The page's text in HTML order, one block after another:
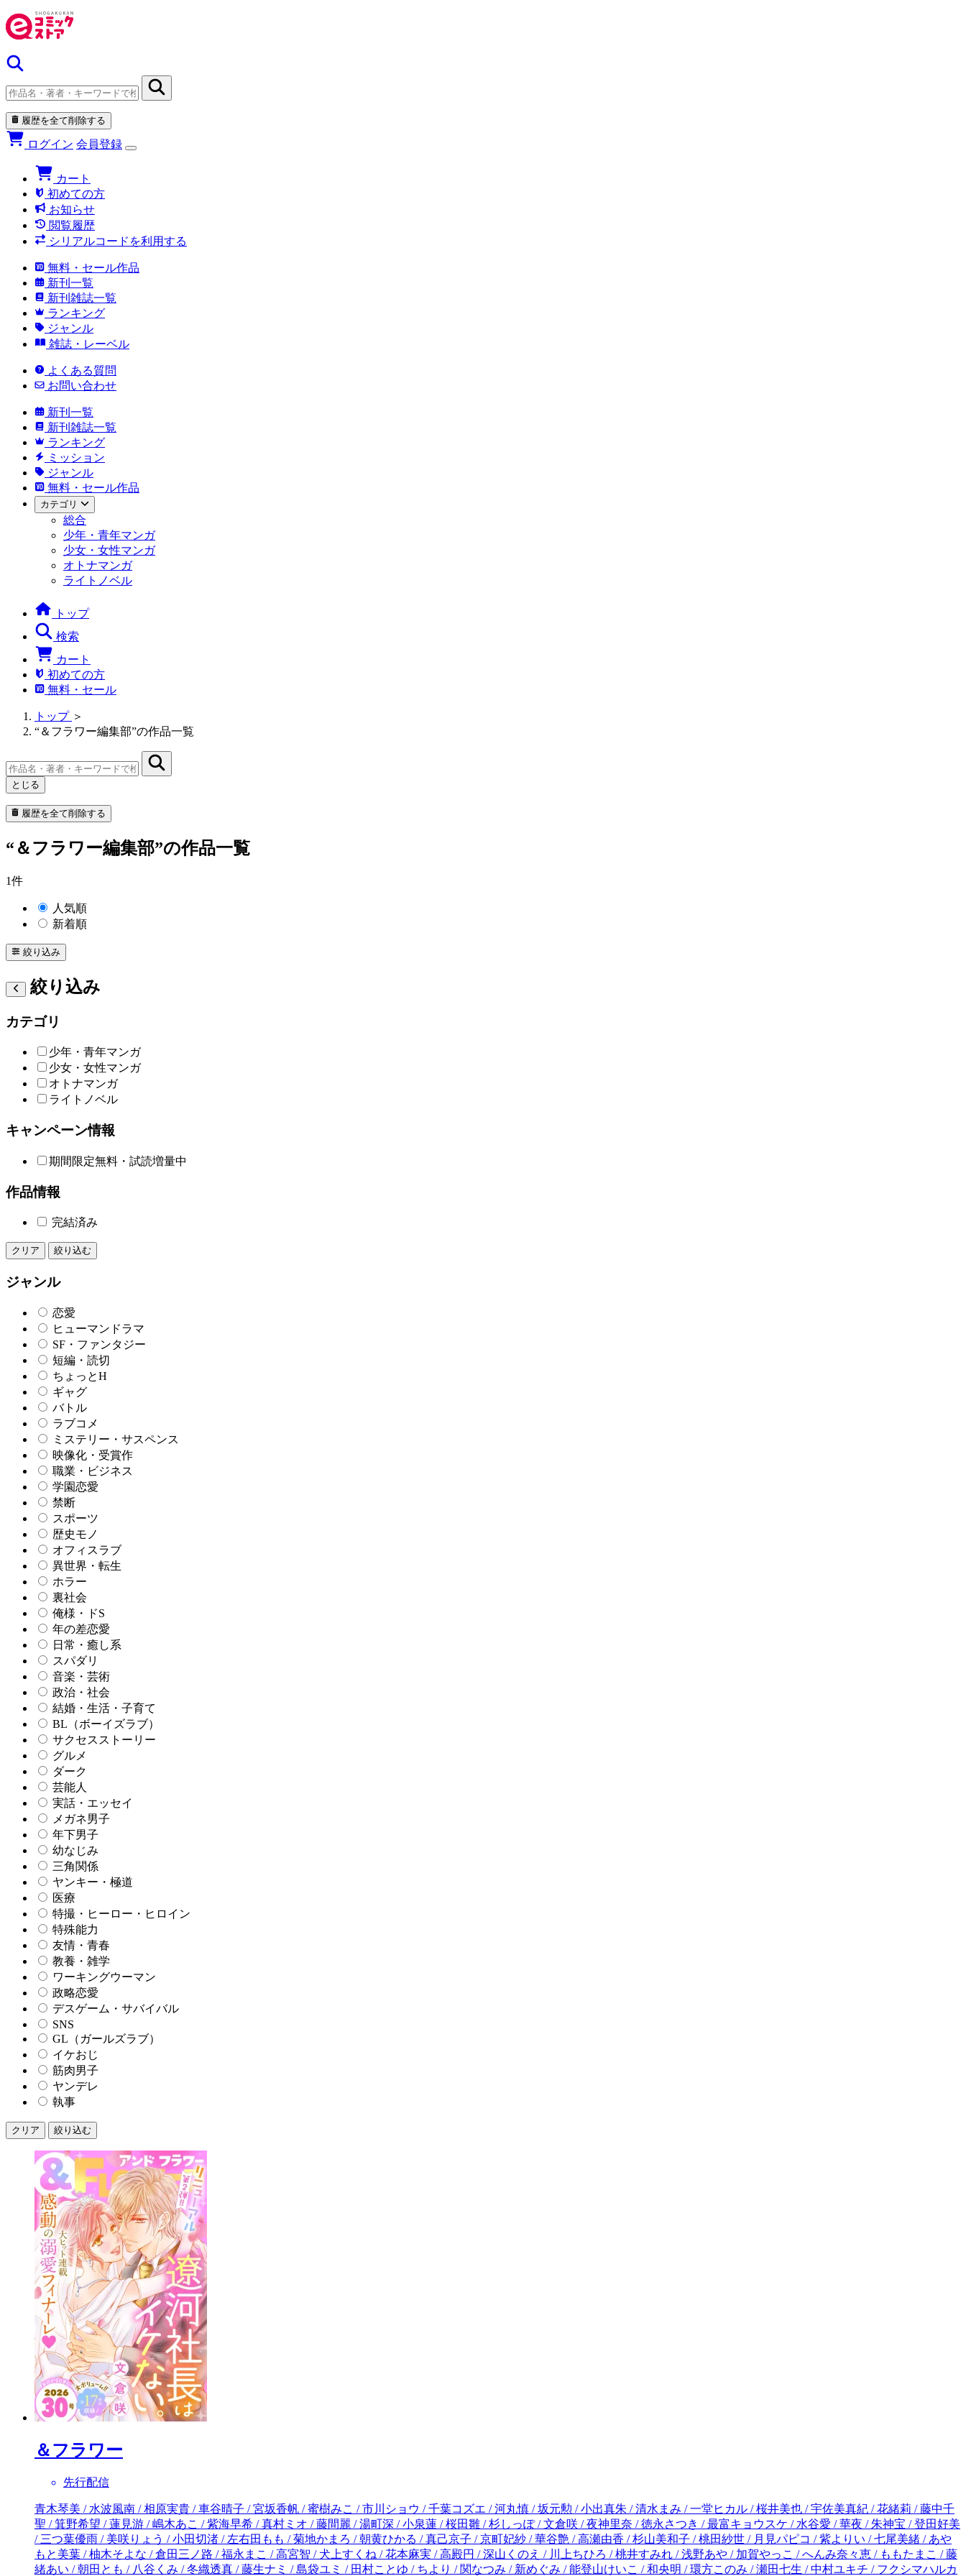
履歴を全て削除する
ログイン 会員登録
カート
初めての方
お知らせ
閲覧履歴
シリアルコードを利用する
無料・セール作品
新刊一覧
新刊雑誌一覧
ランキング
ジャンル
雑誌・レーベル
よくある質問
お問い合わせ
新刊一覧
新刊雑誌一覧
ランキング
ミッション
ジャンル
無料・セール作品
カテゴリ
総合
少年・青年マンガ
少女・女性マンガ
オトナマンガ
ライトノベル
トップ
検索
カート
初めての方
無料・セール
トップ ＞
“＆フラワー編集部”の作品一覧
とじる
履歴を全て削除する
“＆フラワー編集部”の作品一覧
1件
人気順
新着順
絞り込み
絞り込み
カテゴリ
少年・青年マンガ
少女・女性マンガ
オトナマンガ
ライトノベル
キャンペーン情報
期間限定無料・試読増量中
作品情報
完結済み
クリア 絞り込む
ジャンル
恋愛
ヒューマンドラマ
SF・ファンタジー
短編・読切
ちょっとH
ギャグ
バトル
ラブコメ
ミステリー・サスペンス
映像化・受賞作
職業・ビジネス
学園恋愛
禁断
スポーツ
歴史モノ
オフィスラブ
異世界・転生
ホラー
裏社会
俺様・ドS
年の差恋愛
日常・癒し系
スパダリ
音楽・芸術
政治・社会
結婚・生活・子育て
BL（ボーイズラブ）
サクセスストーリー
グルメ
ダーク
芸能人
実話・エッセイ
メガネ男子
年下男子
幼なじみ
三角関係
ヤンキー・極道
医療
特撮・ヒーロー・ヒロイン
特殊能力
友情・青春
教養・雑学
ワーキングウーマン
政略恋愛
デスゲーム・サバイバル
SNS
GL（ガールズラブ）
イケおじ
筋肉男子
ヤンデレ
執事
クリア 絞り込む
＆フラワー
先行配信
青木琴美 / 水波風南 / 相原実貴 / 車谷晴子 / 宮坂香帆 / 蜜樹みこ / 市川ショウ / 千葉コズエ / 河丸慎 / 坂元勲 / 小出真朱 / 清水まみ / 一堂ヒカル / 桜井美也 / 宇佐美真紀 / 花緒莉 / 藤中千聖 / 箕野希望 / 蓮見游 / 嶋木あこ / 紫海早希 / 真村ミオ / 藤間麗 / 湯町深 / 小泉蓮 / 桜田雛 / 杉しっぽ / 文倉咲 / 夜神里奈 / 徳永さつき / 最富キョウスケ / 水谷愛 / 華夜 / 朱神宝 / 登田好美 / 三つ葉優雨 / 美咲りょう / 小田切渚 / 左右田もも / 菊地かまろ / 朝黄ひかる / 真己京子 / 京町妃紗 / 華谷艶 / 高瀬由香 / 杉山美和子 / 桃田紗世 / 月見パピコ / 紫よりい / 七尾美緒 / あやもと美葉 / 柚木そよな / 倉田三ノ路 / 福永まこ / 高宮智 / 犬上すくね / 花本麻実 / 高殿円 / 深山くのえ / 川上ちひろ / 桃井すみれ / 浅野あや / 加賀やっこ / へんみ奈々恵 / ももたまこ / 藤緒あい / 朝田とも / 八谷くみ / 冬織透真 / 藤生ナミ / 島袋ユミ / 田村ことゆ / ちより / 関なつみ / 新めぐみ / 能登山けいこ / 和央明 / 環方このみ / 瀬田七生 / 中村ユキチ / フクシマハルカ / とりの綾華 / かのと咲来 / 長谷川さわ / 春瀬花香 / たむら紗知